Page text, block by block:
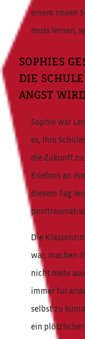
einem neuen
muss lernen,
SOPHIES
DIE
ANGST
Sophie war
es, ihre
die Zukunft
Erlebnis an
diesem Tag
Die
war, machen
nicht mehr
immer für
selbst zu
ein plötzlicher